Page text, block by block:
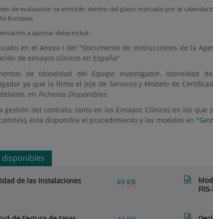
de evaluación se emitirán dentro del plazo marcado por el
Europeo.
a aportar debe incluir:
en el Anexo I del "Documento de instrucciones de la
de ensayos clínicos en España"
de Idoneidad del Equipo Investigador, Idoneidad
ya que la firma el Jeje de Servicio) y Modelo de
en Ficheros Disponibles.
gestión del contrato, tanto en los Ensayos Clínicos en los que
está disponible el procedimiento y los modelos en "
disponibles
de las Instalaciones 69 KB